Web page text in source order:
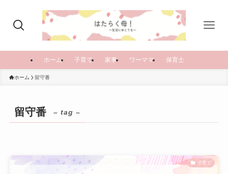
ホーム 子育て 家事 ワーママ 保育士
ホーム 留守番
留守番 – tag –
子育て